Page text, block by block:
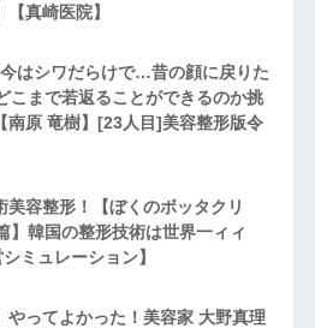
真崎医院】
今はシワだらけで…昔の顔に戻りた
こまで若返ることができるのか挑
南原 竜樹】[23人目]美容整形版令
美容整形！【ぼくのボッタクリ
】韓国の整形技術は世界一ィィ
ミュレーション】
やってよかった！美容家 大野真理